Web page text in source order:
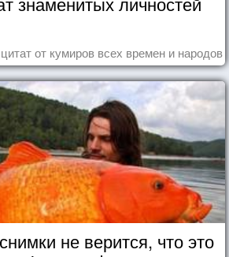
от кумиров всех времен и народов
не верится, что это